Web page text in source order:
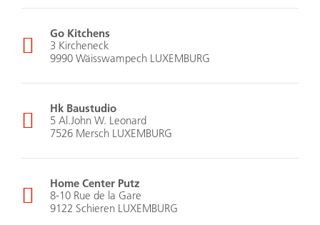
Go Kitchens
3 Kircheneck
9990 Wäisswampech LUXEMBURG
Hk Baustudio
5 Al.John W. Leonard
7526 Mersch LUXEMBURG
Home Center Putz
8-10 Rue de la Gare
9122 Schieren LUXEMBURG